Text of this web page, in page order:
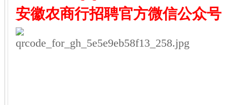
安徽农商行招聘官方微信公众号